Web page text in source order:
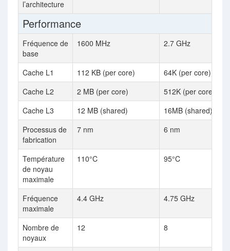
l’architecture
Performance
Fréquence de
base
1600 MHz 2.7 GHz
Cache L1 112 KB (per core)
64K (per core)
Cache L2
2 MB (per core)
512K (per core)
Cache L3
12 MB (shared)
16MB (shared)
Processus de
fabrication
7 nm 6 nm
Température
de noyau
maximale
110°C 95°C
Fréquence
maximale
4.4 GHz 4.75 GHz
Nombre de
noyaux
12 8